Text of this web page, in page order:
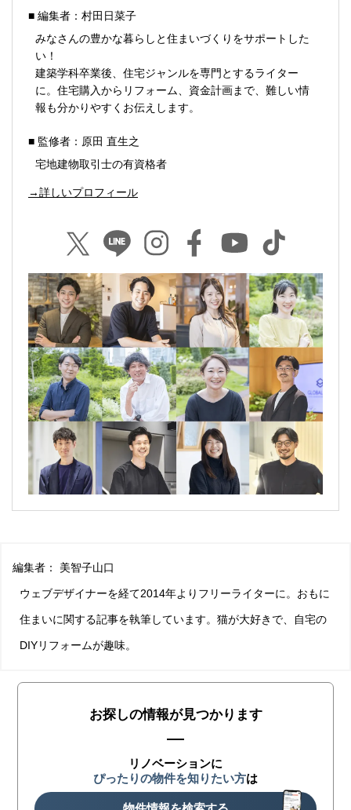
■ 編集者：村田日菜子
みなさんの豊かな暮らしと住まいづくりをサポートした
い！
建築学科卒業後、住宅ジャンルを専門とするライター
に。住宅購入からリフォーム、資金計画まで、難しい情
報も分かりやすくお伝えします。
■ 監修者：原田 直生之
宅地建物取引士の有資格者
→詳しいプロフィール
編集者： 美智子山口
ウェブデザイナーを経て2014年よりフリーライターに。おもに
住まいに関する記事を執筆しています。猫が大好きで、自宅の
DIYリフォームが趣味。
お探しの情報が見つかります
リノベーションに
ぴったりの物件を知りたい方は